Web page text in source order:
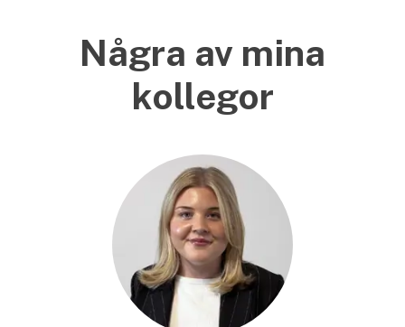
Några av mina
kollegor